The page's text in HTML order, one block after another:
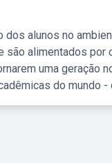
alunos no
alimentados por
uma geração
do mundo -